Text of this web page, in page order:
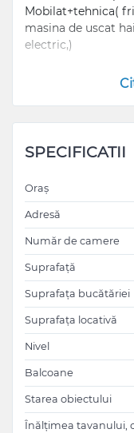
Mobilat+tehnica(
masina de uscat
electric,)
Conditii: Se dă în
SPECIFICATII
Oraș
Adresă
Număr de camere
Suprafață
Suprafața bucătăriei
Suprafața locativă
Nivel
Balcoane
Starea obiectului
Înălțimea tavanului,